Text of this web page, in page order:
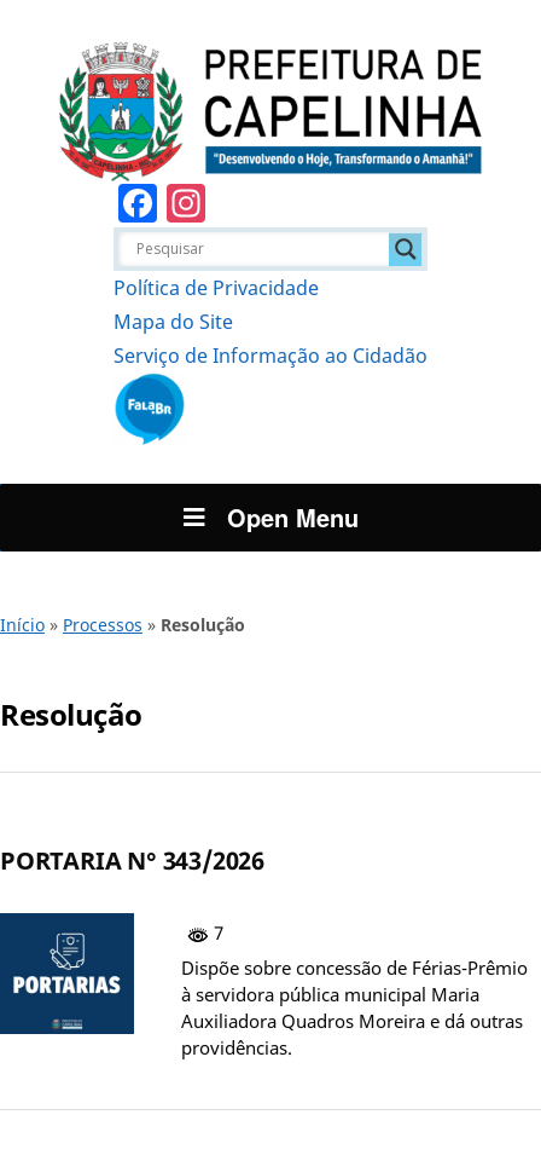
Facebook
Política de Privacidade
Mapa do Site
Serviço de Informação ao Cidadão
Open Menu
Início » Processos » Resolução
Resolução
PORTARIA N° 343/2026
7
Dispõe sobre concessão de Férias-Prêmio
à servidora pública municipal Maria
Auxiliadora Quadros Moreira e dá outras
providências.